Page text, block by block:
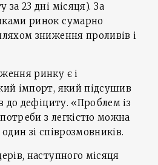
23 дні місяця). За
ринок сумарно
зниження проливів і
ринку є і
імпорт, який підсушив
до дефіциту. «Проблем із
з легкістю можна
зі співрозмовників.
наступного місяця